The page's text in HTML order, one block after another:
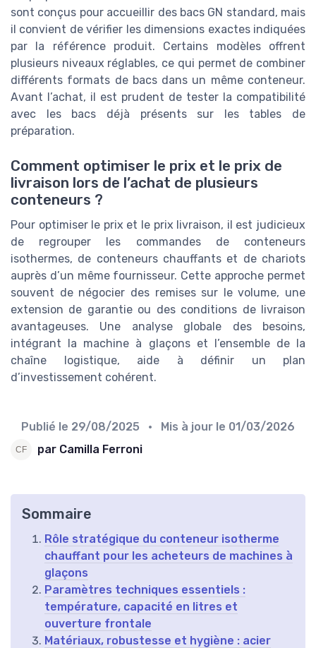
sont conçus pour accueillir des bacs GN standard, mais
il convient de vérifier les dimensions exactes indiquées
par la référence produit. Certains modèles offrent
plusieurs niveaux réglables, ce qui permet de combiner
différents formats de bacs dans un même conteneur.
Avant l’achat, il est prudent de tester la compatibilité
avec les bacs déjà présents sur les tables de
préparation.
Comment optimiser le prix et le prix de
livraison lors de l’achat de plusieurs
conteneurs ?
Pour optimiser le prix et le prix livraison, il est judicieux
de regrouper les commandes de conteneurs
isothermes, de conteneurs chauffants et de chariots
auprès d’un même fournisseur. Cette approche permet
souvent de négocier des remises sur le volume, une
extension de garantie ou des conditions de livraison
avantageuses. Une analyse globale des besoins,
intégrant la machine à glaçons et l’ensemble de la
chaîne logistique, aide à définir un plan
d’investissement cohérent.
Publié le 29/08/2025 • Mis à jour le 01/03/2026
par Camilla Ferroni
Sommaire
Rôle stratégique du conteneur isotherme
chauffant pour les acheteurs de machines à
glaçons
Paramètres techniques essentiels :
température, capacité en litres et
ouverture frontale
Matériaux, robustesse et hygiène : acier